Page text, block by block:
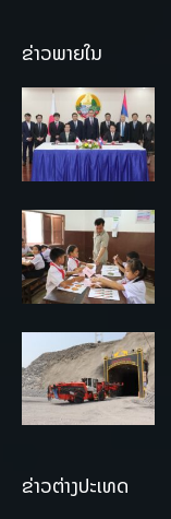
ຂ່າວພາຍໃນ
ຂ່າວຕ່າງປະເທດ